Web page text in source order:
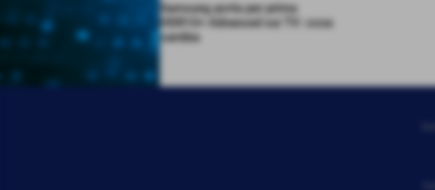
Samsung porta per prima
HDR10+ Advanced sui TV: cosa
cambia